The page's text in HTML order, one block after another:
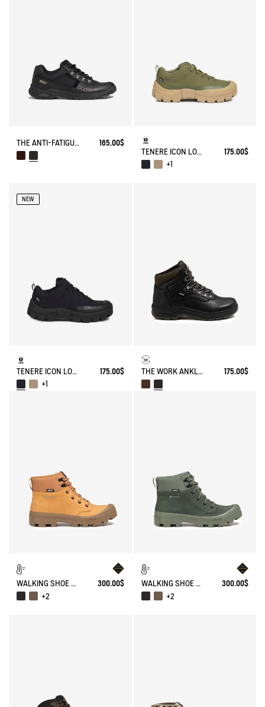
THE ANTI-FATIGUE SHOE.
165.00$
TENERE ICON LOW WALKING SHOE ENRGCORE & DURACOMP™
175.00$
+1
NEW
TENERE ICON LOW WALKING SHOE ENRGCORE & DURACOMP™
175.00$
+1
THE WORK ANKLE BOOT 175.00$
WALKING SHOE GORE-TEX TENERE IN LEATHER
300.00$
+2
WALKING SHOE GORE-TEX TENERE IN LEATHER
300.00$
+2